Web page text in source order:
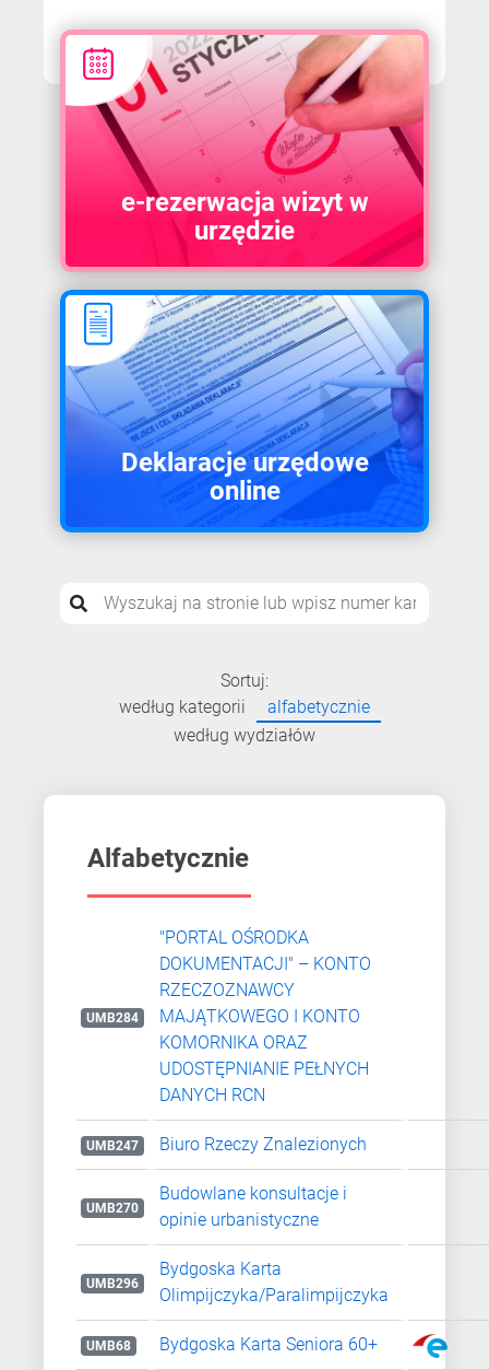
e-rezerwacja wizyt w
urzędzie
Deklaracje urzędowe
online
Sortuj:
według kategorii
alfabetycznie
według wydziałów
Alfabetycznie
UMB284
"PORTAL OŚRODKA
DOKUMENTACJI" – KONTO
RZECZOZNAWCY
MAJĄTKOWEGO I KONTO
KOMORNIKA ORAZ
UDOSTĘPNIANIE PEŁNYCH
DANYCH RCN
UMB247 Biuro Rzeczy Znalezionych
UMB270
Budowlane konsultacje i
opinie urbanistyczne
UMB296
Bydgoska Karta
Olimpijczyka/Paralimpijczyka
UMB68 Bydgoska Karta Seniora 60+